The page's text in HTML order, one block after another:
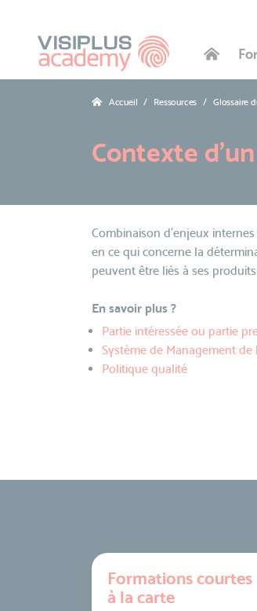
Accueil Ressources Glossaire
Contexte
Combinaison d’enjeux
en ce qui concerne la
peuvent être liés à ses
En savoir plus ?
Partie intéressée ou partie
Système de Management de
Politique qualité
Formations courtes
à la carte